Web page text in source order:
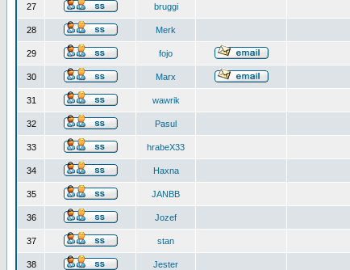
27 bruggi
28 Merk
29 fojo
30 Marx
31 wawrik
32 Pasul
33 hrabeX33
34 Haxna
35 JANBB
36 Jozef
37 stan
38 Jester